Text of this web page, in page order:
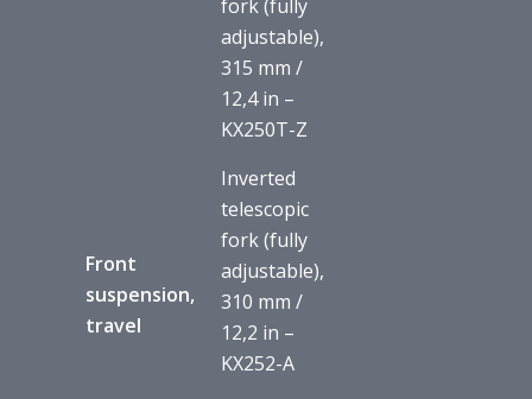
Front
suspension,
travel
fork (fully
adjustable),
315 mm /
12,4 in –
KX250T-Z
Inverted
telescopic
fork (fully
adjustable),
310 mm /
12,2 in –
KX252-A